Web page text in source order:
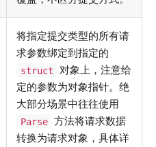
将指定提交类型的所有请
求参数绑定到指定的
struct
对象上，注意给
定的参数为对象指针。绝
大部分场景中往往使用
Parse 方法将请求数据
转换为请求对象，具体详